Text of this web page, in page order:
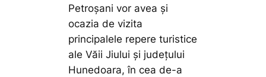
Petroșani vor avea și
ocazia de vizita
principalele repere turistice
ale Văii Jiului și județului
Hunedoara, în cea de-a